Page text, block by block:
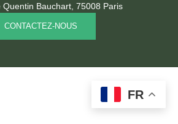
Quentin Bauchart, 75008 Paris
CONTACTEZ-NOUS
FR